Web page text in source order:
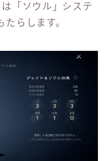
「ソウル」システ
らします。